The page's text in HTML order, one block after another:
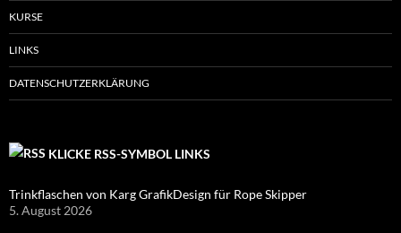
KURSE
LINKS
DATENSCHUTZERKLÄRUNG
KLICKE RSS-SYMBOL LINKS
Trinkflaschen von Karg GrafikDesign für Rope Skipper
5. August 2026